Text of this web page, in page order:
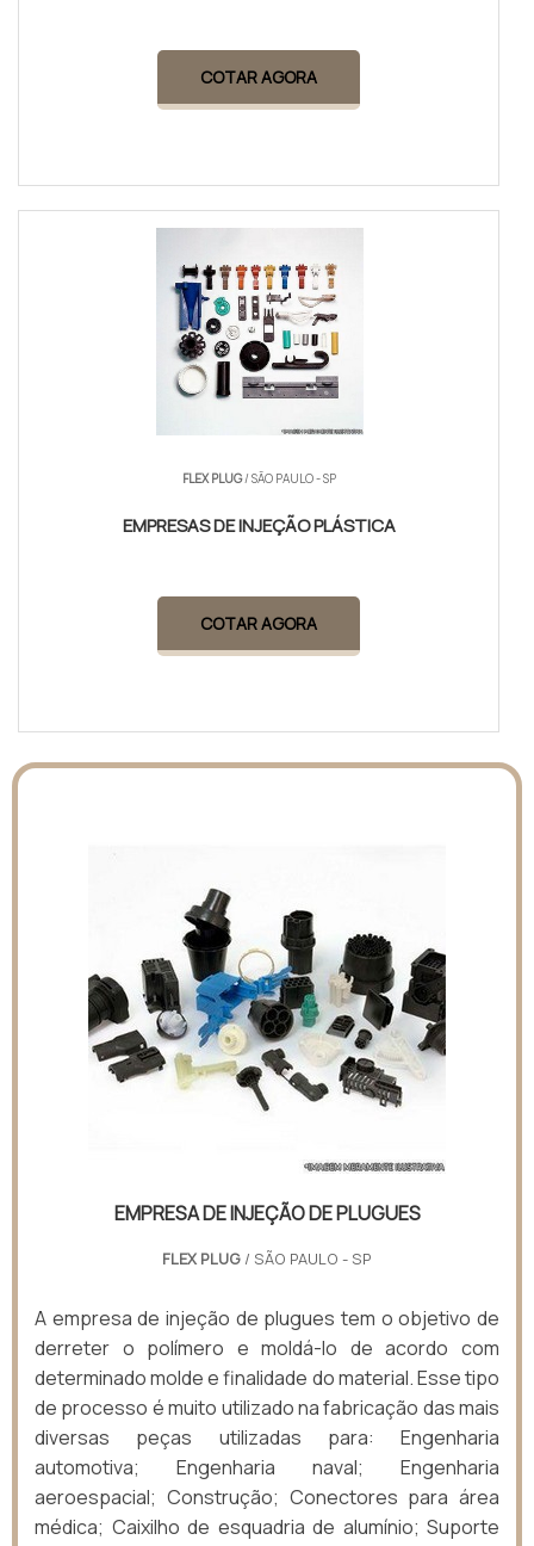
COTAR AGORA
FLEX PLUG/ SÃO PAULO - SP
EMPRESAS DE INJEÇÃO PLÁSTICA
COTAR AGORA
EMPRESA DE INJEÇÃO DE PLUGUES
FLEX PLUG / SÃO PAULO - SP
A empresa de injeção de plugues tem o objetivo de
derreter o polímero e moldá-lo de acordo com
determinado molde e finalidade do material. Esse tipo
de processo é muito utilizado na fabricação das mais
diversas peças utilizadas para: Engenharia
automotiva; Engenharia naval; Engenharia
aeroespacial; Construção; Conectores para área
médica; Caixilho de esquadria de alumínio; Suporte